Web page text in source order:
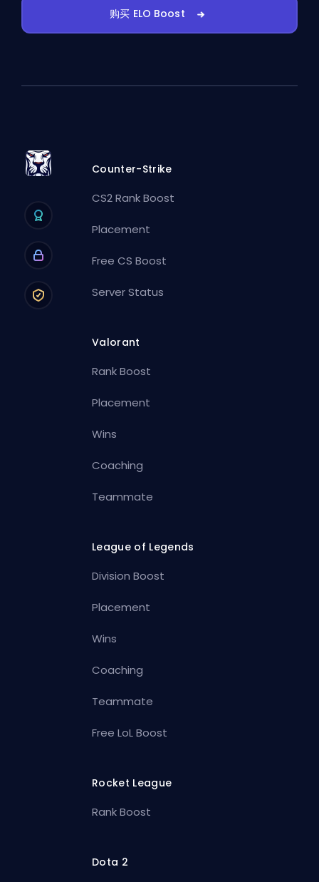
购买 ELO Boost
Counter-Strike
CS2 Rank Boost
Placement
Free CS Boost
Server Status
Valorant
Rank Boost
Placement
Wins
Coaching
Teammate
League of Legends
Division Boost
Placement
Wins
Coaching
Teammate
Free LoL Boost
Rocket League
Rank Boost
Dota 2